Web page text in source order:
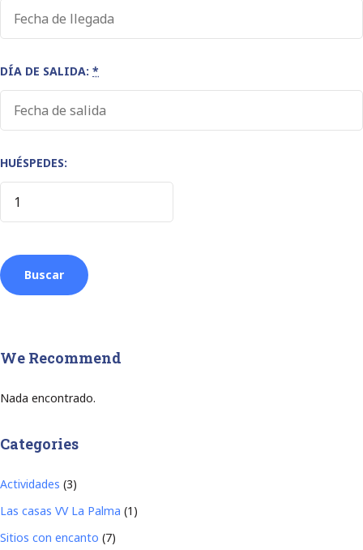
DÍA DE SALIDA: *
HUÉSPEDES:
We Recommend
Nada encontrado.
Categories
Actividades (3)
Las casas VV La Palma (1)
Sitios con encanto (7)